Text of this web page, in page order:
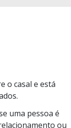
o casal e está
uma pessoa é
ou